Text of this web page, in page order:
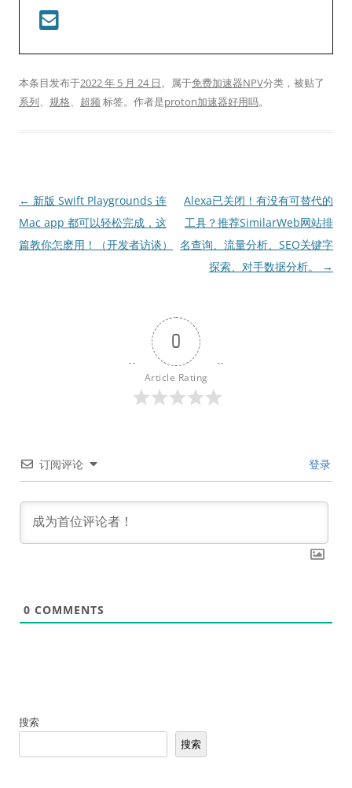
本条目发布于2022 年 5 月 24 日。属于免费加速器NPV分类，被贴了
系列、 规格、 超频标签。 作者是proton加速器好用吗。
文
章
导
← 新版 Swift Playgrounds 连
Mac app 都可以轻松完成，这
篇教你怎麽用！（开发者访谈）
Alexa已关闭！有没有可替代的
工具？推荐SimilarWeb网站排
名查询、流量分析、SEO关键字
探索、对手数据分析。
→
0
Article Rating
订阅评论 登录
0 COMMENTS
搜索
搜索